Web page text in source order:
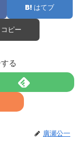
はてブ
コピー
る
廣瀬公一